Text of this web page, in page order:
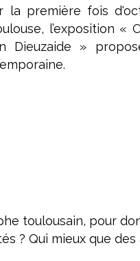
la première fois
l’exposition «
Dieuzaide »
toulousain, pour
? Qui mieux que